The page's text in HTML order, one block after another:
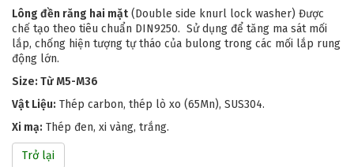
Lông đền răng hai mặt(Double side knurl lock washer) Được
chế tạo theo tiêu chuẩn DIN9250. Sử dụng để tăng ma sát mối
lắp, chống hiện tượng tự tháo của bulong trong các mối lắp rung
động lớn.
Size: Từ M5-M36
Vật Liệu: Thép carbon, thép lò xo (65Mn), SUS304.
Xi mạ: Thép đen, xi vàng, trắng.
Trở lại